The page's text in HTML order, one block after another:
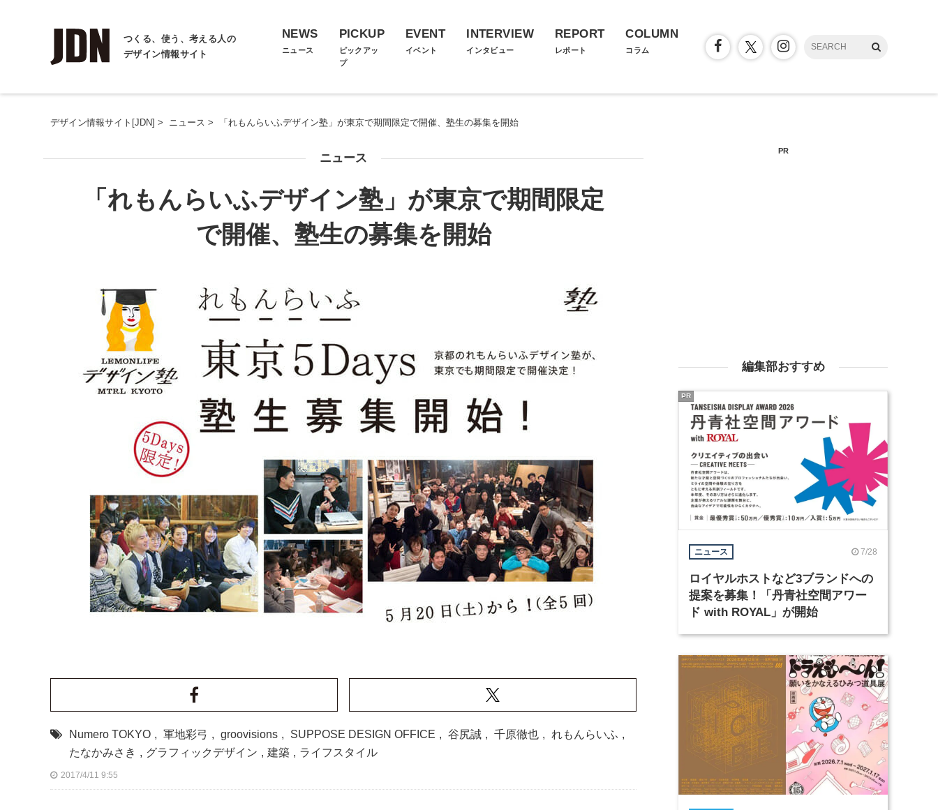
つくる、使う、考える人の
デザイン情報サイト
NEWS
ニュース
PICKUP
ピックアッ
プ
EVENT
イベント
INTERVIEW
インタビュー
REPORT
レポート
COLUMN
コラム
デザイン情報サイト[JDN] > ニュース > 「れもんらいふデザイン塾」が東京で期間限定で開催、塾生の募集を開始
ニュース
「れもんらいふデザイン塾」が東京で期間限定
で開催、塾生の募集を開始
Numero TOKYO , 軍地彩弓 , groovisions , SUPPOSE DESIGN OFFICE , 谷尻誠 , 千原徹也 , れもんらいふ ,
たなかみさき , グラフィックデザイン , 建築 , ライフスタイル
2017/4/11 9:55
PR
編集部おすすめ
ニュース 7/28
ロイヤルホストなど3ブランドへの
提案を募集！「丹青社空間アワー
ド with ROYAL」が開始
PR